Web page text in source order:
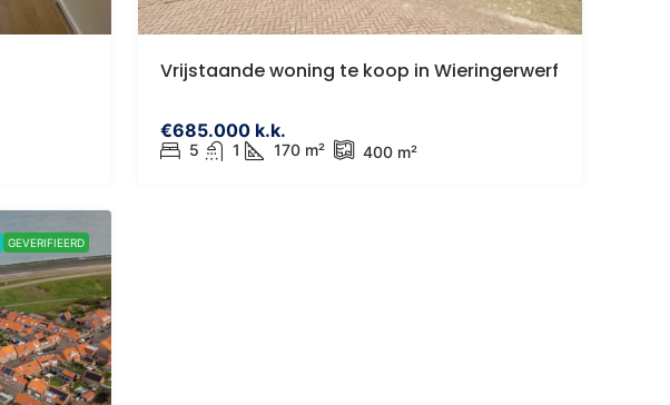
Vrijstaande woning te koop in Wieringerwerf
€685.000 k.k.
5 1 170 m² 400 m²
GEVERIFIEERD
98 m² 169m²
woning in Dinteloord